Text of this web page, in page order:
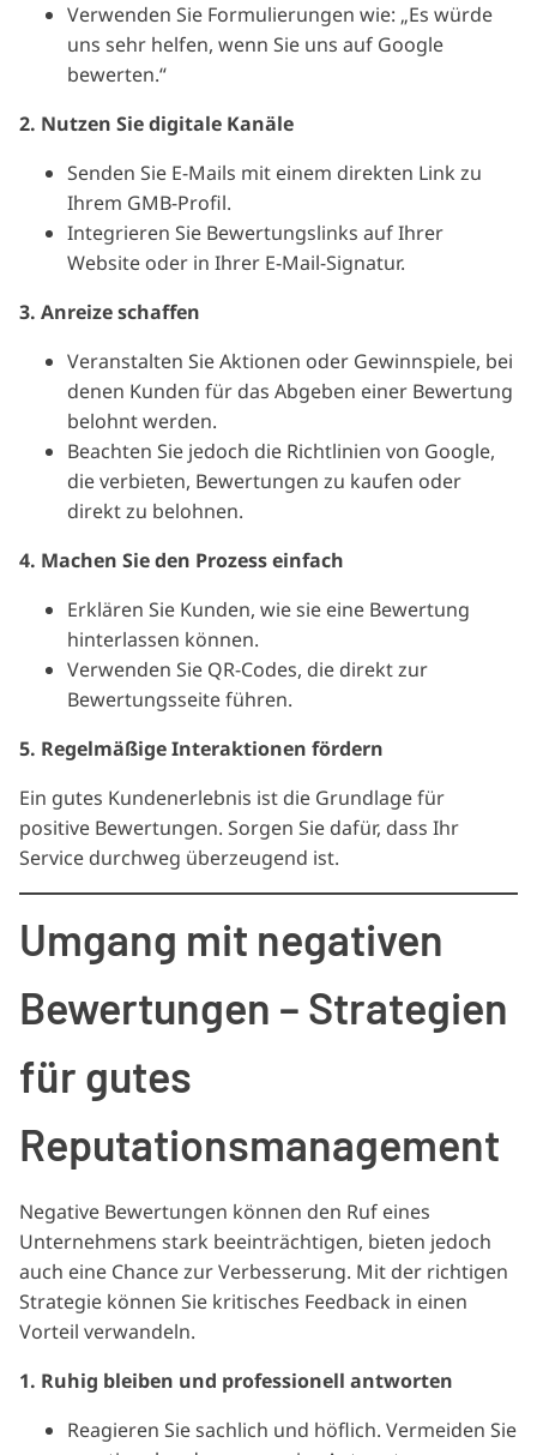
Verwenden Sie Formulierungen wie: „Es würde
uns sehr helfen, wenn Sie uns auf Google
bewerten.“
2. Nutzen Sie digitale Kanäle
Senden Sie E-Mails mit einem direkten Link zu
Ihrem GMB-Profil.
Integrieren Sie Bewertungslinks auf Ihrer
Website oder in Ihrer E-Mail-Signatur.
3. Anreize schaffen
Veranstalten Sie Aktionen oder Gewinnspiele, bei
denen Kunden für das Abgeben einer Bewertung
belohnt werden.
Beachten Sie jedoch die Richtlinien von Google,
die verbieten, Bewertungen zu kaufen oder
direkt zu belohnen.
4. Machen Sie den Prozess einfach
Erklären Sie Kunden, wie sie eine Bewertung
hinterlassen können.
Verwenden Sie QR-Codes, die direkt zur
Bewertungsseite führen.
5. Regelmäßige Interaktionen fördern
Ein gutes Kundenerlebnis ist die Grundlage für
positive Bewertungen. Sorgen Sie dafür, dass Ihr
Service durchweg überzeugend ist.
Umgang mit negativen
Bewertungen – Strategien
für gutes
Reputationsmanagement
Negative Bewertungen können den Ruf eines
Unternehmens stark beeinträchtigen, bieten jedoch
auch eine Chance zur Verbesserung. Mit der richtigen
Strategie können Sie kritisches Feedback in einen
Vorteil verwandeln.
1. Ruhig bleiben und professionell antworten
Reagieren Sie sachlich und höflich. Vermeiden Sie